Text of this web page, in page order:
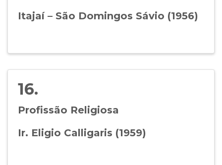
Itajaí – São Domingos Sávio (1956)
16.
Profissão Religiosa
Ir. Eligio Calligaris (1959)